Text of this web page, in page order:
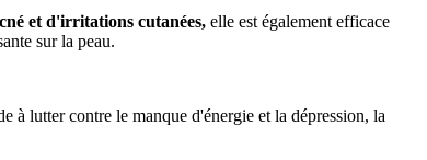
et d'irritations cutanées, elle est également efficace
sur la peau.
à lutter contre le manque d'énergie et la dépression, la